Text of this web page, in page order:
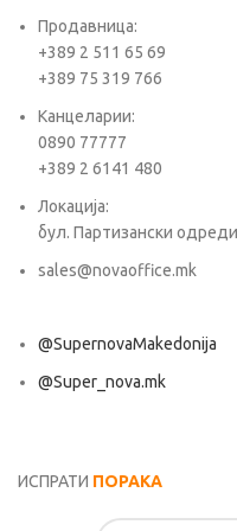
Продавница:
+389 2 511 65 69
+389 75 319 766
Канцеларии:
0890 77777
+389 2 6141 480
Локација:
бул. Партизански
sales@novaoffice.mk
@SupernovaMakedonija
@Super_nova.mk
ИСПРАТИ ПОРАКА